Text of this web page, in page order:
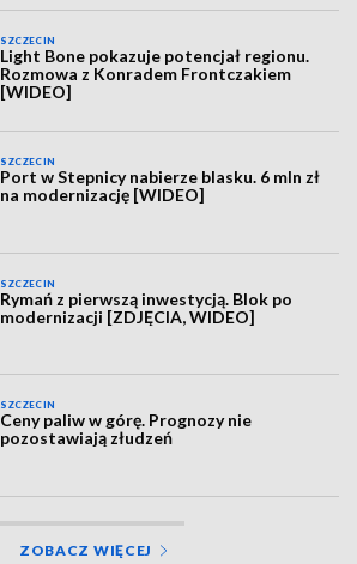
SZCZECIN
Light Bone pokazuje potencjał regionu.
Rozmowa z Konradem Frontczakiem
[WIDEO]
SZCZECIN
Port w Stepnicy nabierze blasku. 6 mln zł
na modernizację [WIDEO]
SZCZECIN
Rymań z pierwszą inwestycją. Blok po
modernizacji [ZDJĘCIA, WIDEO]
SZCZECIN
Ceny paliw w górę. Prognozy nie
pozostawiają złudzeń
ZOBACZ WIĘCEJ